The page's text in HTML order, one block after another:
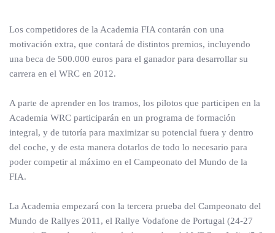
Los competidores de la Academia FIA contarán con una
motivación extra, que contará de distintos premios, incluyendo
una beca de 500.000 euros para el ganador para desarrollar su
carrera en el WRC en 2012.
A parte de aprender en los tramos, los pilotos que participen en la
Academia WRC participarán en un programa de formación
integral, y de tutoría para maximizar su potencial fuera y dentro
del coche, y de esta manera dotarlos de todo lo necesario para
poder competir al máximo en el Campeonato del Mundo de la
FIA.
La Academia empezará con la tercera prueba del Campeonato del
Mundo de Rallyes 2011, el Rallye Vodafone de Portugal (24-27